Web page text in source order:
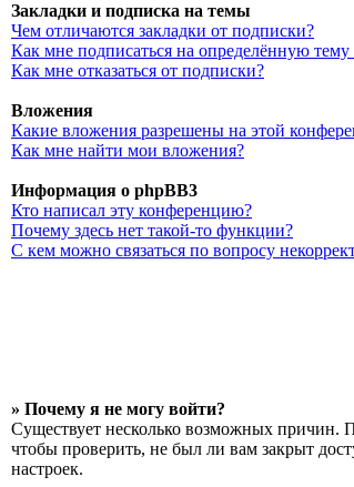
Закладки и подписка на темы
Чем отличаются закладки от подписки?
Как мне подписаться на определённую
Как мне отказаться от подписки?
Вложения
Какие вложения разрешены на этой
Как мне найти мои вложения?
Информация о phpBB3
Кто написал эту конференцию?
Почему здесь нет такой-то функции?
С кем можно связаться по вопросу
» Почему я не могу войти?
Существует несколько возможных причин.
чтобы проверить, не был ли вам закрыт
настроек.